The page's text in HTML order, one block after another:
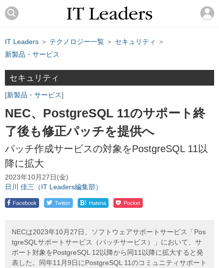
IT Leaders ＞ テクノロジー一覧 ＞ セキュリティ
＞
新製品・サービス
セキュリティ
新製品・サービス
NEC、PostgreSQL 11のサポート終
了後も修正パッチを提供へ
パッチ作成サービスの対象をPostgreSQL 11以
降に拡大
2023年10月27日(金)
日川 佳三（IT Leaders編集部）
Facebook Twitter ! Hatena Pocket
NECは2023年10月27日、ソフトウェアサポートサービス「Pos
tgreSQLサポートサービス（パッチサービス）」において、サ
ポート対象をPostgreSQL 12以降から同11以降に拡大すると発
表した。同年11月9日にPostgreSQL 11のコミュニティサポート